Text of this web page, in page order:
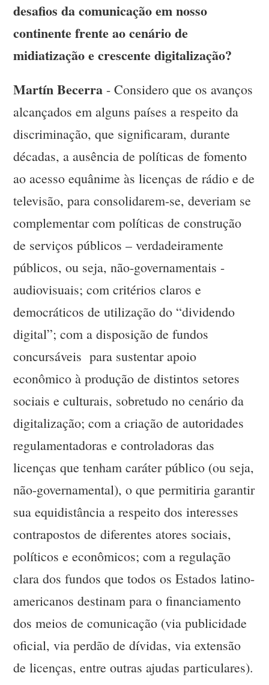
desafios da comunicação em nosso
continente frente ao cenário de
midiatização e crescente digitalização?
Martín Becerra - Considero que os avanços
alcançados em alguns países a respeito da
discriminação, que significaram, durante
décadas, a ausência de políticas de fomento
ao acesso equânime às licenças de rádio e de
televisão, para consolidarem-se, deveriam se
complementar com políticas de construção
de serviços públicos – verdadeiramente
públicos, ou seja, não-governamentais -
audiovisuais; com critérios claros e
democráticos de utilização do “dividendo
digital”; com a disposição de fundos
concursáveis para sustentar apoio
econômico à produção de distintos setores
sociais e culturais, sobretudo no cenário da
digitalização; com a criação de autoridades
regulamentadoras e controladoras das
licenças que tenham caráter público (ou seja,
não-governamental), o que permitiria garantir
sua equidistância a respeito dos interesses
contrapostos de diferentes atores sociais,
políticos e econômicos; com a regulação
clara dos fundos que todos os Estados latino-
americanos destinam para o financiamento
dos meios de comunicação (via publicidade
oficial, via perdão de dívidas, via extensão
de licenças, entre outras ajudas particulares).